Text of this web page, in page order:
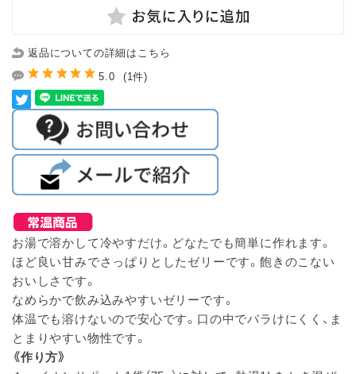
返品についての詳細はこちら
5.0 (1件)
お湯で溶かして冷やすだけ。どなたでも簡単に作れます。
ほど良い甘みでさっぱりとしたゼリーです。飽きのこない
おいしさです。
なめらかで飲み込みやすいゼリーです。
体温でも溶けないので安心です。口の中でバラけにくく、ま
とまりやすい物性です。
《作り方》